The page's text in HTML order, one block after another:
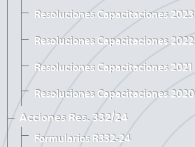
Resoluciones Capacitaciones 2023
Resoluciones Capacitaciones 2022
Resoluciones Capacitaciones 2021
Resoluciones Capacitaciones 2020
Acciones Res. 332/24
Formularios R332-24